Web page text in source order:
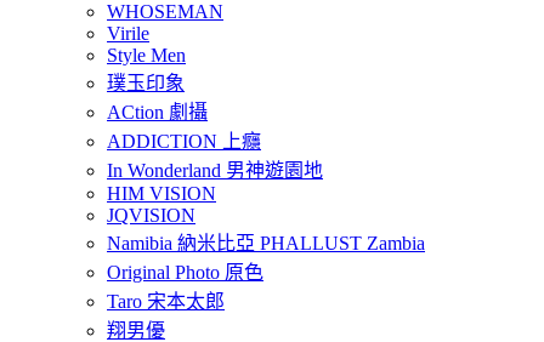
WHOSEMAN
Virile
Style Men
璞玉印象
ACtion 劇攝
ADDICTION 上癮
In Wonderland 男神遊園地
HIM VISION
JQVISION
Namibia 納米比亞 PHALLUST Zambia
Original Photo 原色
Taro 宋本太郎
翔男優